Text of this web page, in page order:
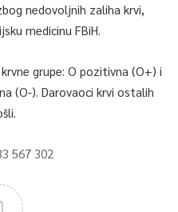
nedovoljnih zaliha krvi,
medicinu FBiH.
grupe: O pozitivna (O+) i
(O-). Darovaoci krvi ostalih
567 302